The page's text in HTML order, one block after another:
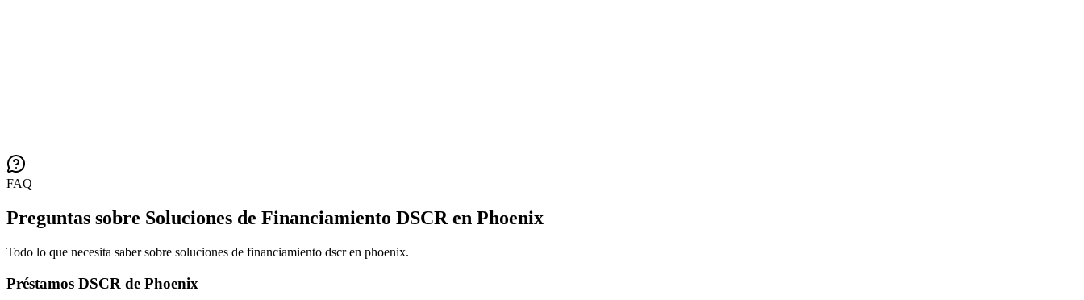
FAQ
Preguntas sobre Soluciones de Financiamiento DSCR en Phoenix
Todo lo que necesita saber sobre soluciones de financiamiento dscr en phoenix.
Préstamos DSCR de Phoenix